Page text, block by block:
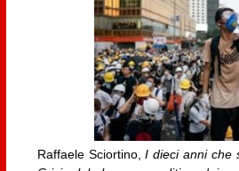
Raffaele Sciortino,I dieci anni che